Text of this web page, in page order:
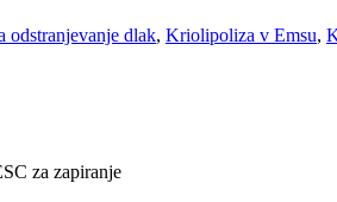
odstranjevanje dlak, Kriolipoliza v Emsu,
za zapiranje